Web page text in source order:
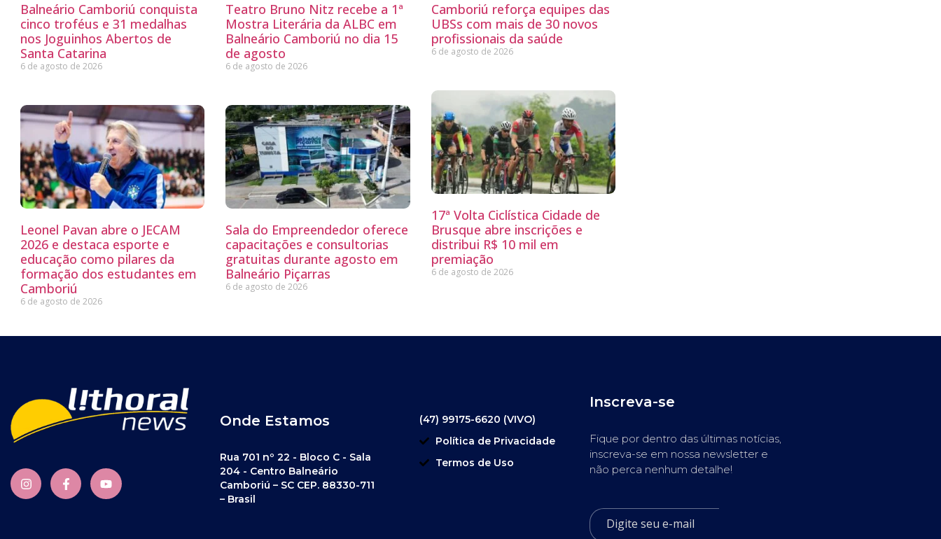
Balneário Camboriú conquista
cinco troféus e 31 medalhas
nos Joguinhos Abertos de
Santa Catarina
6 de agosto de 2026
Teatro Bruno Nitz recebe a 1ª
Mostra Literária da ALBC em
Balneário Camboriú no dia 15
de agosto
6 de agosto de 2026
Camboriú reforça equipes das
UBSs com mais de 30 novos
profissionais da saúde
6 de agosto de 2026
Leonel Pavan abre o JECAM
2026 e destaca esporte e
educação como pilares da
formação dos estudantes em
Camboriú
6 de agosto de 2026
Sala do Empreendedor oferece
capacitações e consultorias
gratuitas durante agosto em
Balneário Piçarras
6 de agosto de 2026
17ª Volta Ciclística Cidade de
Brusque abre inscrições e
distribui R$ 10 mil em
premiação
6 de agosto de 2026
Onde Estamos
Rua 701 nº 22 - Bloco C - Sala
204 - Centro Balneário
Camboriú – SC CEP. 88330-711
– Brasil
(47) 99175-6620 (VIVO)
Política de Privacidade
Termos de Uso
Inscreva-se
Fique por dentro das últimas notícias,
inscreva-se em nossa newsletter e
não perca nenhum detalhe!